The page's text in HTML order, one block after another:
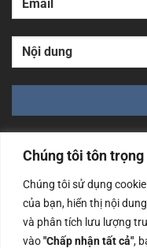
Chúng tôi tôn
Chúng tôi sử dụng
của bạn, hiển thị nội
và phân tích lưu lượng
vào"Chấp nhận tất cả",
Công ty TNHH Nam
cấp ngày 14/06/2019
Nội